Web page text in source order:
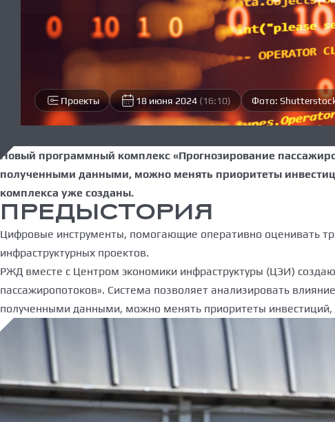
Проекты 18 июня 2024 (16:10) Фото:
Новый программный комплекс «Прогнозирование
полученными данными, можно менять приоритеты
комплекса уже созданы.
ПРЕДЫСТОРИЯ
Цифровые инструменты, помогающие оперативно оценивать
инфраструктурных проектов.
РЖД вместе с Центром экономики инфраструктуры (ЦЭИ)
пассажиропотоков». Система позволяет анализировать
полученными данными, можно менять приоритеты